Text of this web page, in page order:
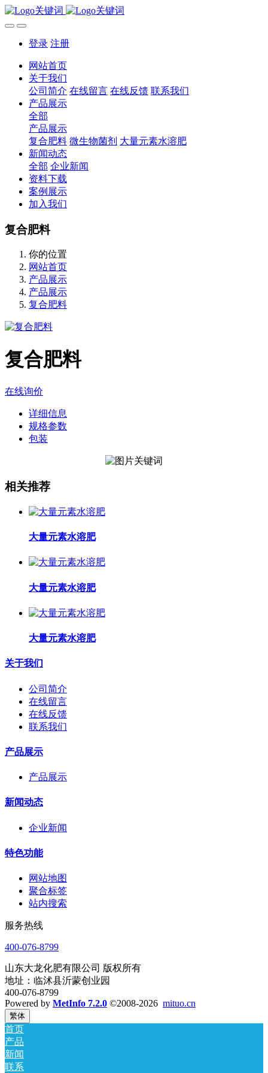
登录 注册
网站首页
关于我们
公司简介 在线留言 在线反馈 联系我们
产品展示
全部
产品展示
复合肥料 微生物菌剂 大量元素水溶肥
新闻动态
全部 企业新闻
资料下载
案例展示
加入我们
复合肥料
你的位置
网站首页
产品展示
产品展示
复合肥料
复合肥料
在线询价
详细信息
规格参数
包装
相关推荐
大量元素水溶肥
大量元素水溶肥
大量元素水溶肥
关于我们
公司简介
在线留言
在线反馈
联系我们
产品展示
产品展示
新闻动态
企业新闻
特色功能
网站地图
聚合标签
站内搜索
服务热线
400-076-8799
山东大龙化肥有限公司 版权所有
地址：临沭县沂蒙创业园
400-076-8799
Powered by MetInfo 7.2.0 ©2008-2026 mituo.cn
繁体
首页
产品
新闻
联系